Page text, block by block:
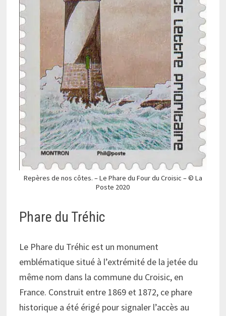
Repères de nos côtes. – Le Phare du Four du Croisic – © La
Poste 2020
Phare du Tréhic
Le Phare du Tréhic est un monument
emblématique situé à l’extrémité de la jetée du
même nom dans la commune du Croisic, en
France. Construit entre 1869 et 1872, ce phare
historique a été érigé pour signaler l’accès au